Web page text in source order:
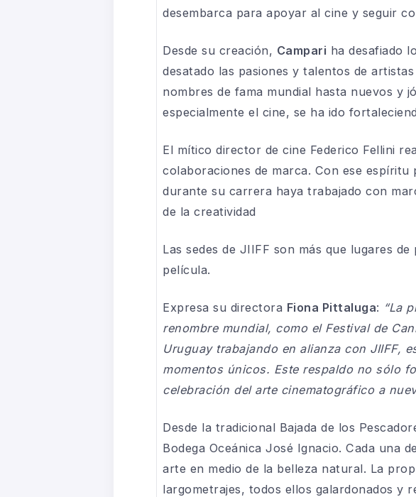
desembarca para apoyar al cine y seguir
Desde su creación, Campari ha desafiado
desatado las pasiones y talentos de
nombres de fama mundial hasta nuevos y
especialmente el cine, se ha ido
El mítico director de cine Federico Fellini
colaboraciones de marca. Con ese
durante su carrera haya trabajado con
de la creatividad
Las sedes de JIIFF son más que lugares
película.
Expresa su directora Fiona Pittaluga: “La
renombre mundial, como el Festival de
Uruguay trabajando en alianza con JIIFF,
momentos únicos. Este respaldo no sólo
celebración del arte cinematográfico a
Desde la tradicional Bajada de los
Bodega Oceánica José Ignacio. Cada una
arte en medio de la belleza natural. La
largometrajes, todos ellos galardonados y